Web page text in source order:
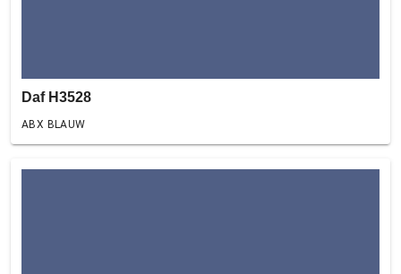
Daf H3528
ABX BLAUW